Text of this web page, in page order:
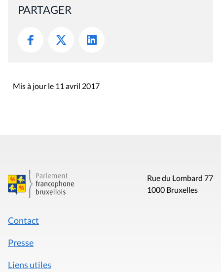
PARTAGER
Mis à jour le 11 avril 2017
Rue du Lombard 77
1000 Bruxelles
Contact
Presse
Liens utiles